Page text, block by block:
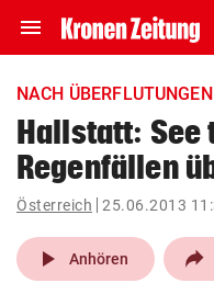
menu Navigation
ein-/ausklappen
account_circle Anmelden
pin_drop
Wien
NACH ÜBERFLUTUNGEN
Hallstatt: See
Regenfällen
Österreich 25.06.2013
play_arrow Anhören